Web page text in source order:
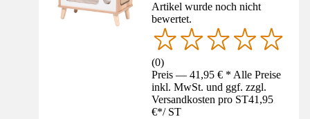
Artikel wurde noch nicht
bewertet.
(0)
Preis — 41,95 € * Alle Preise
inkl. MwSt. und ggf. zzgl.
Versandkosten pro ST41,95
€*/ ST